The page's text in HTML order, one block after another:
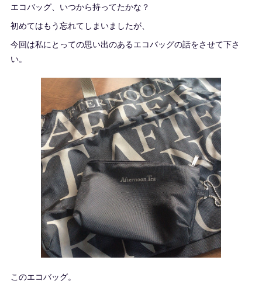
エコバッグ、いつから持ってたかな？
初めてはもう忘れてしまいましたが、
今回は私にとっての思い出のあるエコバッグの話をさせて下さ
い。
このエコバッグ。